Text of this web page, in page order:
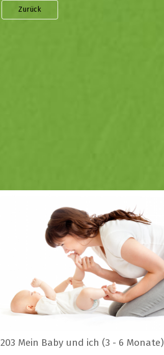
Zurück
203 Mein Baby und ich (3 - 6 Monate)